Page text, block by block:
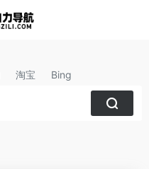
淘宝 Bing